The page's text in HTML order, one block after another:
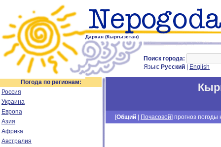
Дархан (Кыргызстан)
Поиск города:
Язык: Русский English
Погода по регионам:
Россия
Украина
Европа
Азия
Африка
Австралия
[Общий Почасовой] прогноз погоды